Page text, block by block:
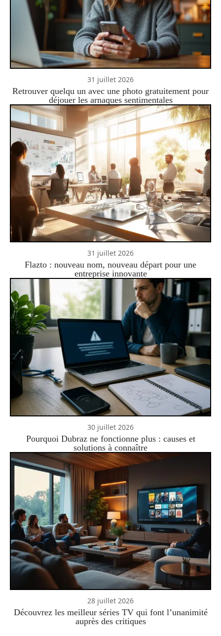
31 juillet 2026
Retrouver quelqu un avec une photo gratuitement pour
déjouer les arnaques sentimentales
31 juillet 2026
Flazto : nouveau nom, nouveau départ pour une
entreprise innovante
30 juillet 2026
Pourquoi Dubraz ne fonctionne plus : causes et
solutions à connaître
28 juillet 2026
Découvrez les meilleur séries TV qui font l’unanimité
auprès des critiques